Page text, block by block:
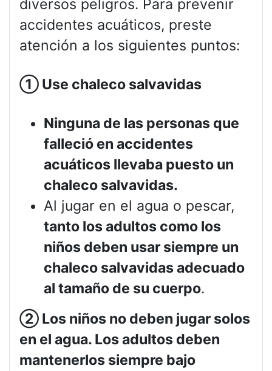
diversos peligros. Para prevenir
accidentes acuáticos, preste
atención a los siguientes puntos:
① Use chaleco salvavidas
Ninguna de las personas que
falleció en accidentes
acuáticos llevaba puesto un
chaleco salvavidas.
Al jugar en el agua o pescar,
tanto los adultos como los
niños deben usar siempre un
chaleco salvavidas adecuado
al tamaño de su cuerpo.
② Los niños no deben jugar solos
en el agua. Los adultos deben
mantenerlos siempre bajo